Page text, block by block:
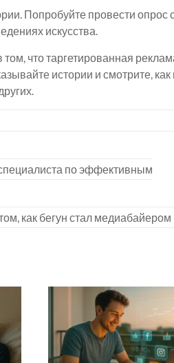
Попробуйте провести опрос
искусства.
что таргетированная
истории и смотрите,
по эффективным
как бегун стал медиабайером